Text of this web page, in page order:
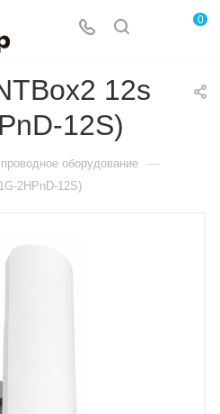
0
12s
12S)
оборудование —
2HPnD-12S)